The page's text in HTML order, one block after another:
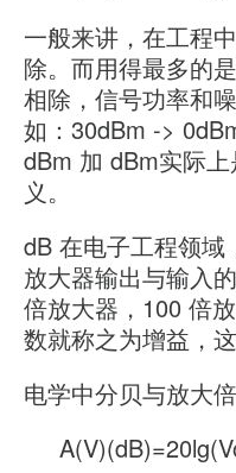
一般来讲，在工程
除。而用得最多的
相除，信号功率和
如：30dBm ->
dBm 加 dBm实际
义。
dB 在电子工程领
放大器输出与输入
倍放大器，100 倍
数就称之为增益，
电学中分贝与放大